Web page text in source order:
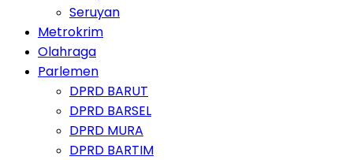
Seruyan
Metrokrim
Olahraga
Parlemen
DPRD BARUT
DPRD BARSEL
DPRD MURA
DPRD BARTIM